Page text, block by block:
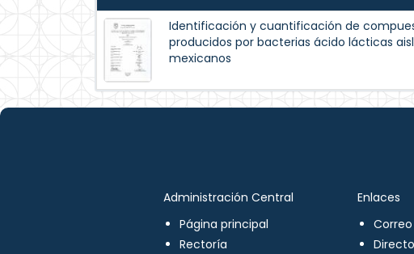
Identificación y cuantificación de
producidos por bacterias ácido lácticas
mexicanos
Administración Central
Página principal
Rectoría
Enlaces